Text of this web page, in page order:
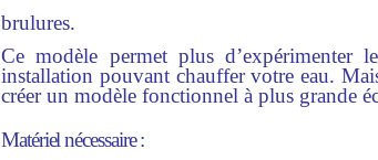
brulures.
Ce modèle permet plus d’expérimenter
installation pouvant chauffer votre eau.
créer un modèle fonctionnel à plus grande
Matériel nécessaire :